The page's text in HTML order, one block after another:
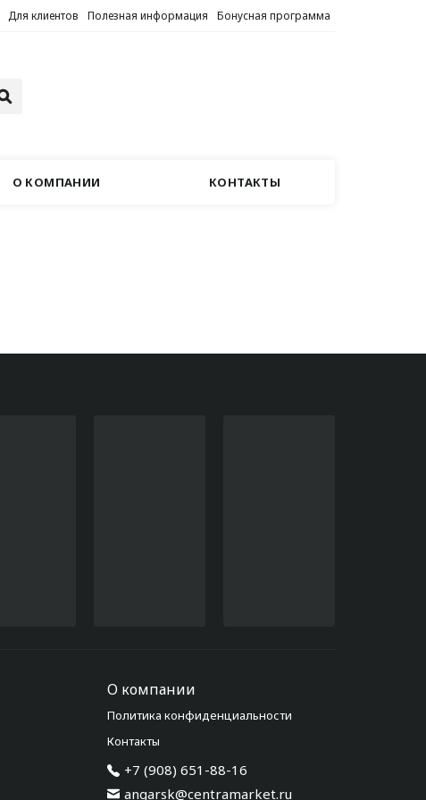
Для клиентов Полезная информация Бонусная программа
О КОМПАНИИ КОНТАКТЫ
О компании
Политика конфиденциальности
Контакты
+7 (908) 651-88-16
angarsk@centramarket.ru